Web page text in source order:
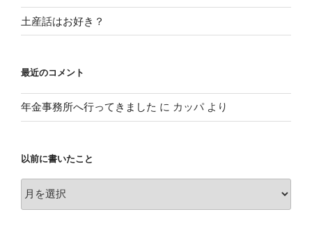
土産話はお好き？
最近のコメント
年金事務所へ行ってきました に カッパより
以前に書いたこと
前